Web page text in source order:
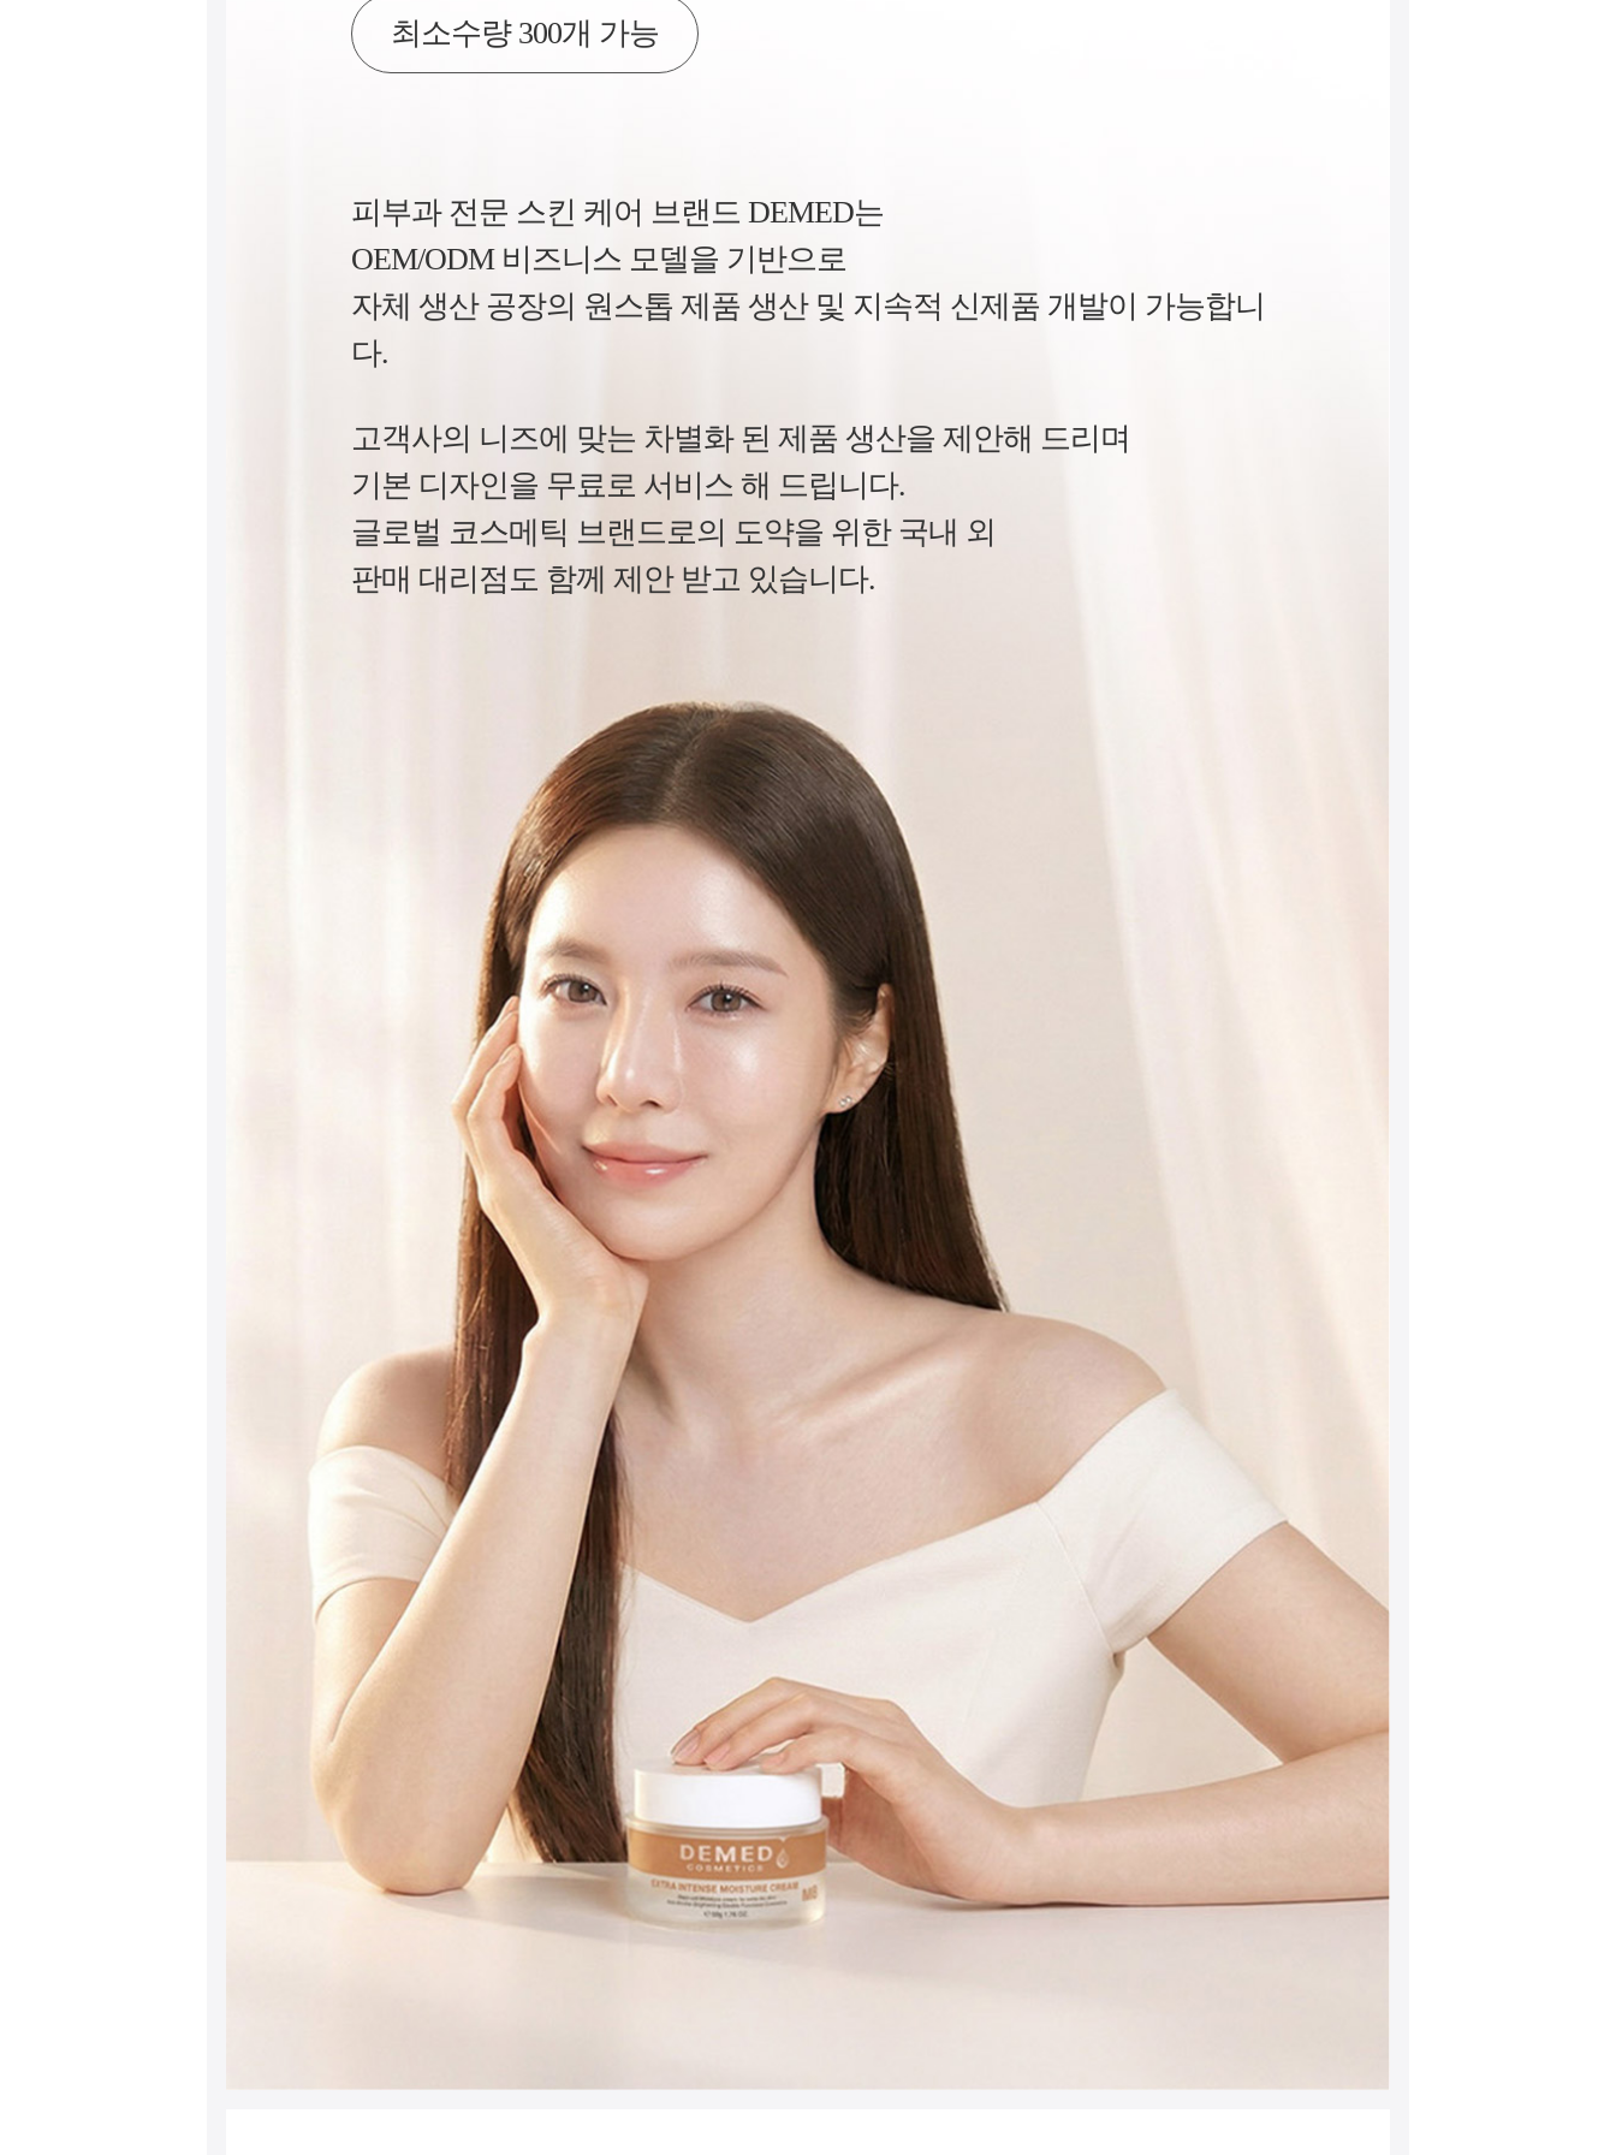
최소수량 300개 가능
피부과 전문 스킨 케어 브랜드 DEMED는
OEM/ODM 비즈니스 모델을 기반으로
자체 생산 공장의 원스톱 제품 생산 및 지속적 신제품 개발이 가능합니
다.
고객사의 니즈에 맞는 차별화 된 제품 생산을 제안해 드리며
기본 디자인을 무료로 서비스 해 드립니다.
글로벌 코스메틱 브랜드로의 도약을 위한 국내 외
판매 대리점도 함께 제안 받고 있습니다.